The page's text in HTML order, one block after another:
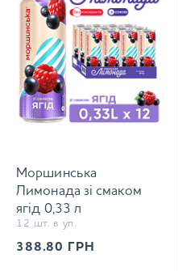
Моршинська
Лимонада зі смаком
ягід 0,33 л
соковмісний
середньогазований
12 шт. в уп.
388.80 ГРН